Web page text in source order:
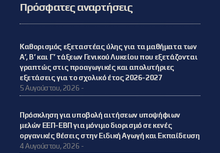
Πρόσφατες αναρτήσεις
Καθορισμός εξεταστέας ύλης για τα μαθήματα των
Α’, Β’ και Γ’ τάξεων Γενικού Λυκείου που εξετάζονται
γραπτώς στις προαγωγικές και απολυτήριες
εξετάσεις για το σχολικό έτος 2026-2027
5 Αυγούστου, 2026 -
Πρόσκληση για υποβολή αιτήσεων υποψήφιων
μελών ΕΕΠ-ΕΒΠ για μόνιμο διορισμό σε κενές
οργανικές θέσεις στην Ειδική Αγωγή και Εκπαίδευση
4 Αυγούστου, 2026 -